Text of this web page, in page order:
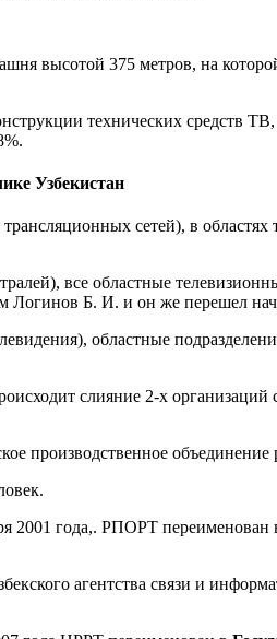
высотой 375 метров, на
технических средств
Узбекистан
сетей), в
все областные
Б. И. и он же перешел
областные
слияние 2-х
производственное
2001 года,. РПОРТ переименован
агентства связи и